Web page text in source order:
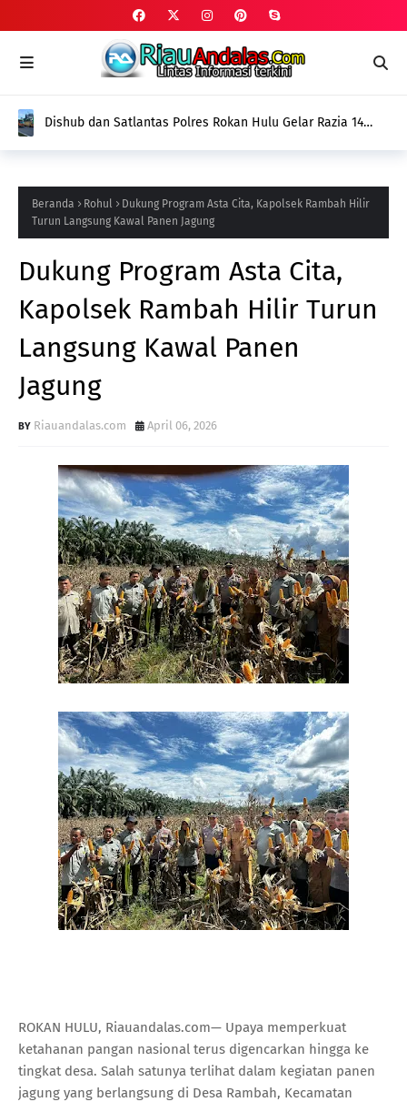
Dishub dan Satlantas Polres Rokan Hulu Gelar Razia 14
Aturan
Beranda Rohul
Dukung Program Asta Cita, Kapolsek Rambah Hilir
Turun Langsung Kawal Panen Jagung
Dukung Program Asta Cita,
Kapolsek Rambah Hilir Turun
Langsung Kawal Panen
Jagung
Riauandalas.com April 06, 2026
ROKAN HULU, Riauandalas.com— Upaya memperkuat
ketahanan pangan nasional terus digencarkan hingga ke
tingkat desa. Salah satunya terlihat dalam kegiatan panen
jagung yang berlangsung di Desa Rambah, Kecamatan